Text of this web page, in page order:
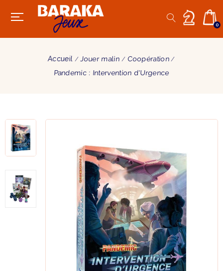
0
Accueil Jouer malin
Coopération
Pandemic : Intervention d'Urgence